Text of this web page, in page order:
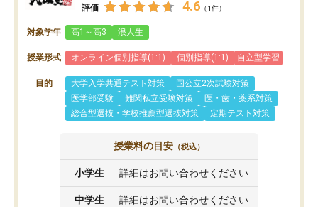
評価 4.6 （1件）
対象学年 高1～高3 浪人生
授業形式 オンライン個別指導(1:1) 個別指導(1:1) 自立型学習
目的 大学入学共通テスト対策
国公立2次試験対策
医学部受験
難関私立受験対策
医・歯・薬系対策
総合型選抜・学校推薦型選抜対策
定期テスト対策
授業料の目安 （税込）
小学生 詳細はお問い合わせください
中学生 詳細はお問い合わせください